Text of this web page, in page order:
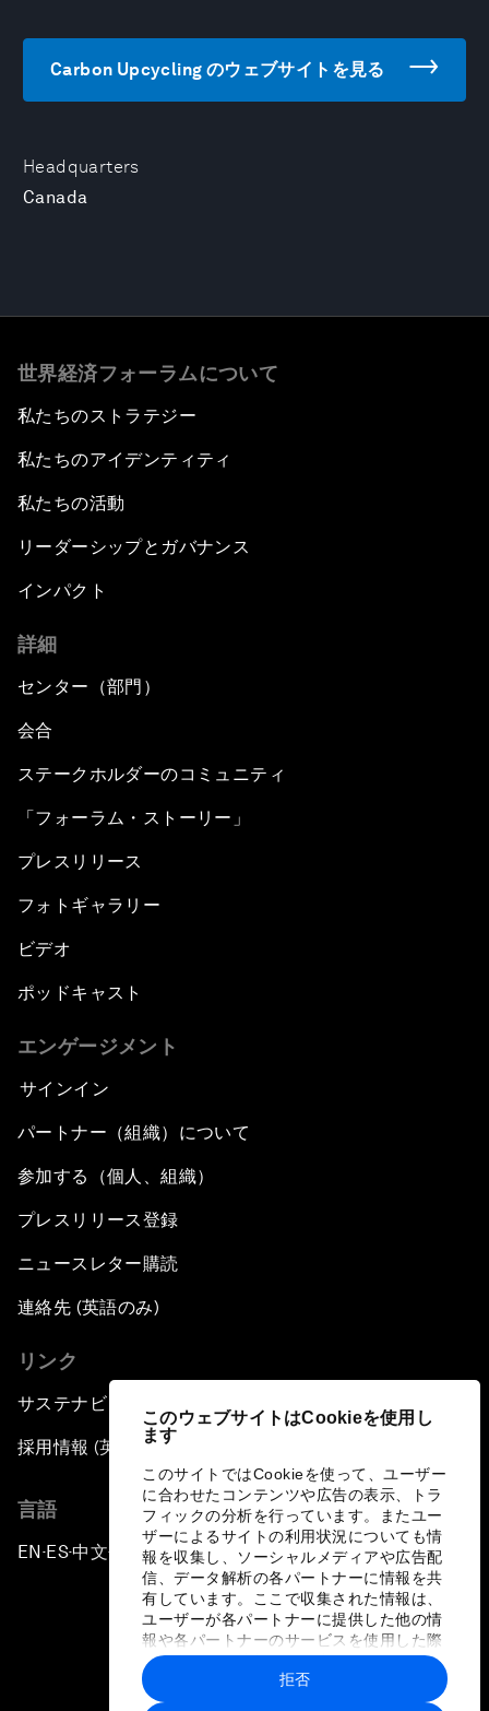
このウェブサイトはCookieを使用し
ます
このサイトではCookieを使って、ユーザー
に合わせたコンテンツや広告の表示、トラ
フィックの分析を行っています。またユー
ザーによるサイトの利用状況についても情
報を収集し、ソーシャルメディアや広告配
信、データ解析の各パートナーに情報を共
有しています。ここで収集された情報は、
ユーザーが各パートナーに提供した他の情
報や各パートナーのサービスを使用した際
に収集された情報と組み合わされ、各パー
トナーによって使用されることがありま
す。
拒否
Headquarters
Canada
Carbon Upcycling のウェブサイトを見る
世界経済フォーラムについて
私たちのストラテジー
私たちのアイデンティティ
私たちの活動
リーダーシップとガバナンス
インパクト
詳細
センター（部門）
会合
ステークホルダーのコミュニティ
「フォーラム・ストーリー」
プレスリリース
フォトギャラリー
ビデオ
ポッドキャスト
エンゲージメント
サインイン
パートナー（組織）について
参加する（個人、組織）
プレスリリース登録
ニュースレター購読
連絡先 (英語のみ)
リンク
サステナビリティへの取り組み
採用情報 (英語のみ)
言語
EN ▪ES▪中文▪ 日本語
プライバシーポリシーと利用規約